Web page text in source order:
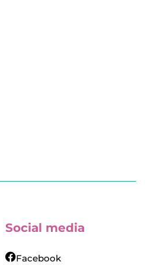
Social media
Facebook